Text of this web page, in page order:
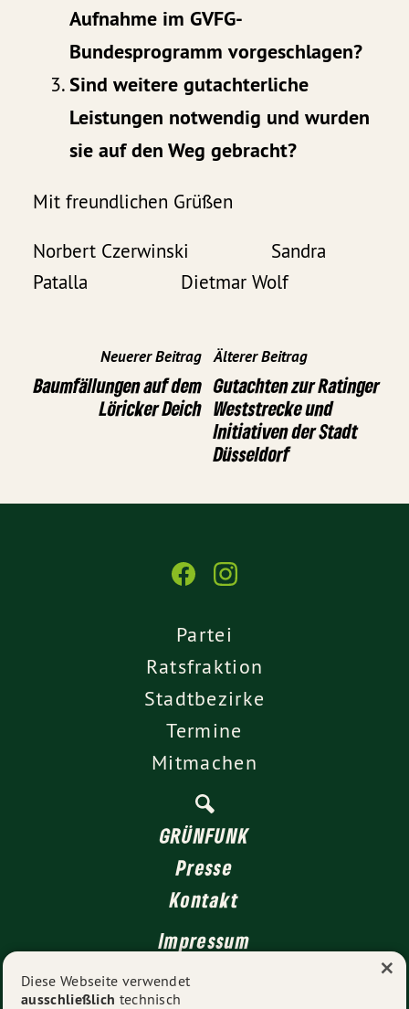
Aufnahme im GVFG-
Bundesprogramm vorgeschlagen?
Sind weitere gutachterliche
Leistungen notwendig und wurden
sie auf den Weg gebracht?
Mit freundlichen Grüßen
Norbert Czerwinski Sandra
Patalla Dietmar Wolf
Neuerer Beitrag
Baumfällungen auf dem
Löricker Deich
Älterer Beitrag
Gutachten zur Ratinger
Weststrecke und
Initiativen der Stadt
Düsseldorf
Partei
Ratsfraktion
Stadtbezirke
Termine
Mitmachen
GRÜNFUNK
Presse
Kontakt
Impressum
Datenschutz
Diese Webseite verwendet
ausschließlich technisch
×